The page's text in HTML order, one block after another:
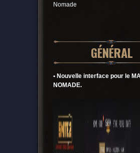
Nomade
GÉNÉRAL
• Nouvelle interface pour le
NOMADE.